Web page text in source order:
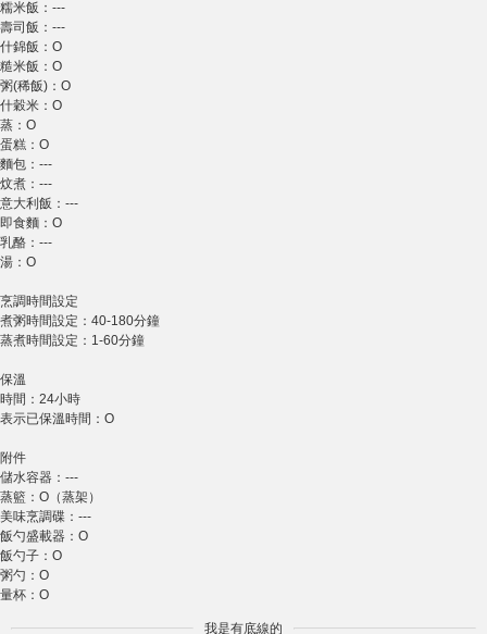
糯米飯：---
壽司飯：---
什錦飯：O
糙米飯：O
粥(稀飯)：O
什穀米：O
蒸：O
蛋糕：O
麵包：---
炆煮：---
意大利飯：---
即食麵：O
乳酪：---
湯：O
烹調時間設定
煮粥時間設定：40-180分鐘
蒸煮時間設定：1-60分鐘
保溫
時間：24小時
表示已保溫時間：O
附件
儲水容器：---
蒸籃：O（蒸架）
美味烹調碟：---
飯勺盛載器：O
飯勺子：O
粥勺：O
量杯：O
我是有底線的